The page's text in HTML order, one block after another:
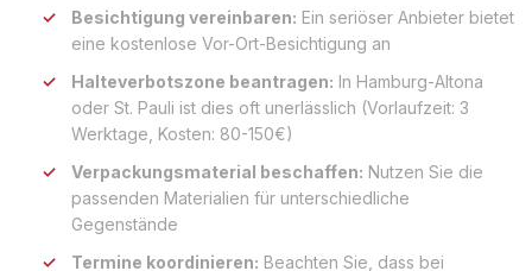
Besichtigung vereinbaren: Ein seriöser Anbieter bietet
eine kostenlose Vor-Ort-Besichtigung an
Halteverbotszone beantragen: In Hamburg-Altona
oder St. Pauli ist dies oft unerlässlich (Vorlaufzeit: 3
Werktage, Kosten: 80-150€)
Verpackungsmaterial beschaffen: Nutzen Sie die
passenden Materialien für unterschiedliche
Gegenstände
Termine koordinieren: Beachten Sie, dass bei